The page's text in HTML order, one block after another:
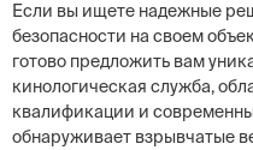
Если вы ищете надежные
безопасности на своем
готово предложить вам
кинологическая служба,
квалификации и
обнаруживает взрывчатые